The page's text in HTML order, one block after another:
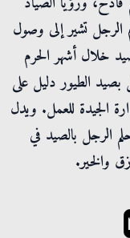
الرجل تشير إلى وصول
خلال أشهر الحرم
بصيد الطيور دليل على
الجيدة للعمل. ويدل
الرجل بالصيد في
والخير.